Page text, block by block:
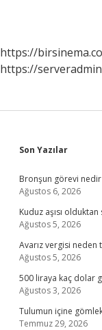
https://
https://
Sidebar
Son Yazılar
Bronşun görevi nedir
Ağustos 6, 2026
Kuduz aşısı olduktan
Ağustos 5, 2026
Avarız vergisi neden
Ağustos 5, 2026
500 liraya kaç dolar
Ağustos 3, 2026
Tulumun içine
Temmuz 29, 2026